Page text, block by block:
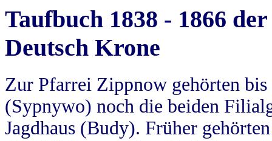
Taufbuch 1838 - 1866
Deutsch Krone
Zur Pfarrei Zippnow gehörten
(Sypnywo) noch die beiden
Jagdhaus (Budy). Früher